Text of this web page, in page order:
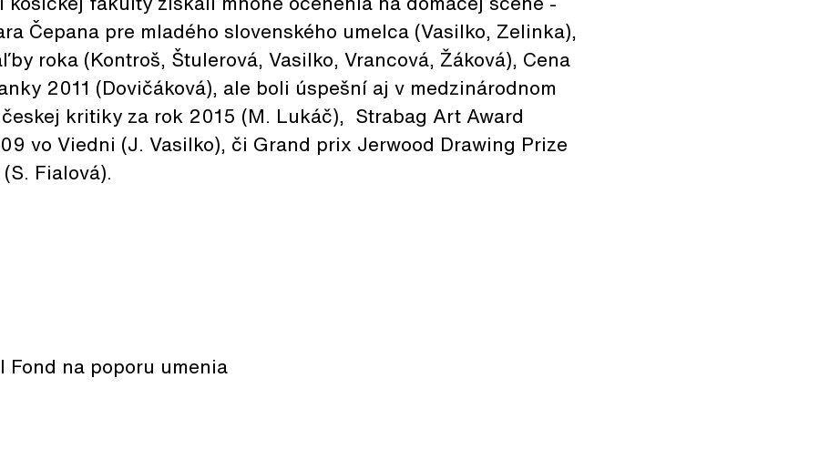
Čepana pre mladého slovenského umelca (Vasilko, Zelinka),
roka (Kontroš, Štulerová, Vasilko, Vrancová, Žáková), Cena
2011 (Dovičáková), ale boli úspešní aj v medzinárodnom
kritiky za rok 2015 (M. Lukáč), Strabag Art Award
vo Viedni (J. Vasilko), či Grand prix Jerwood Drawing Prize
Fialová).
Fond na poporu umenia